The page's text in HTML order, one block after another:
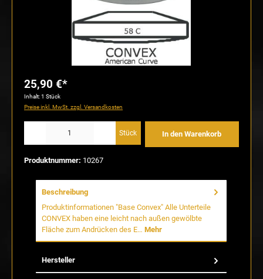
25,90 €*
Inhalt:1 Stück
Preise inkl. MwSt. zzgl. Versandkosten
Stück In den Warenkorb
Produktnummer: 10267
Beschreibung
Produktinformationen "Base Convex" Alle Unterteile
CONVEX haben eine leicht nach außen gewölbte
Fläche zum Andrücken des E… Mehr
Hersteller